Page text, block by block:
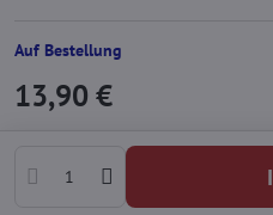
Auf Bestellung
13,90 €